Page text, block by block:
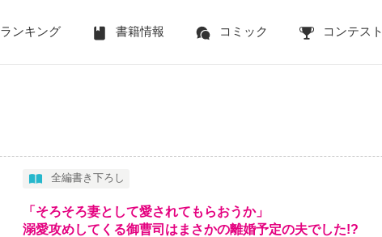
ランキング 書籍情報 コミック コンテスト
全編書き下ろし
「そろそろ妻として愛されてもらおうか」
溺愛攻めしてくる御曹司はまさかの離婚予定の夫でした!?